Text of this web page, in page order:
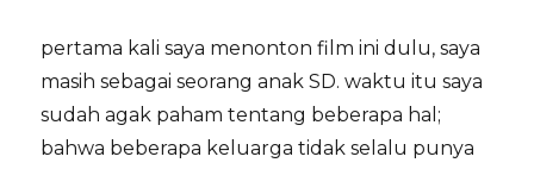
pertama kali saya menonton film ini dulu, saya
masih sebagai seorang anak SD. waktu itu saya
sudah agak paham tentang beberapa hal;
bahwa beberapa keluarga tidak selalu punya